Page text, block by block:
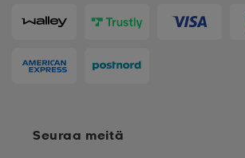
Seuraa meitä